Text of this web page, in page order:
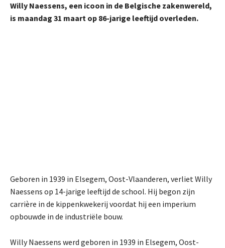
Willy Naessens, een icoon in de Belgische zakenwereld,
is maandag 31 maart op 86-jarige leeftijd overleden.
Geboren in 1939 in Elsegem, Oost-Vlaanderen, verliet Willy
Naessens op 14-jarige leeftijd de school. Hij begon zijn
carrière in de kippenkwekerij voordat hij een imperium
opbouwde in de industriële bouw.
Willy Naessens werd geboren in 1939 in Elsegem, Oost-